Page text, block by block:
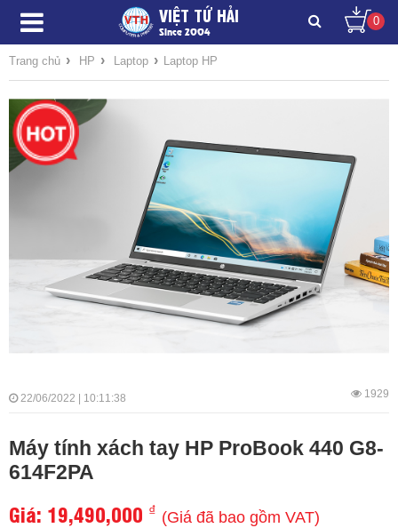
VIỆT TỨ HẢI
Since 2004
0
Trang chủ › HP › Laptop › Laptop HP
22/06/2022 | 10:11:38 1929
Máy tính xách tay HP ProBook 440 G8-
614F2PA
Giá: 19,490,000 ₫ (Giá đã bao gồm VAT)